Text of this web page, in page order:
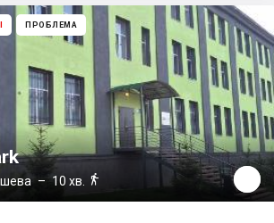
ПРОБЛЕМА
– 10 хв. 